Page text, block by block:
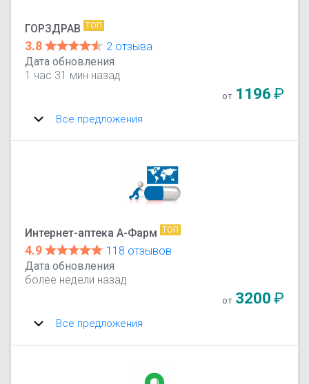
ГОРЗДРАВ ТОП
3.8
2 отзыва
Дата обновления
1 час 31 мин назад
от 1196₽
Все предложения
Интернет-аптека А-Фарм ТОП
4.9
118 отзывов
Дата обновления
более недели назад
от 3200₽
Все предложения